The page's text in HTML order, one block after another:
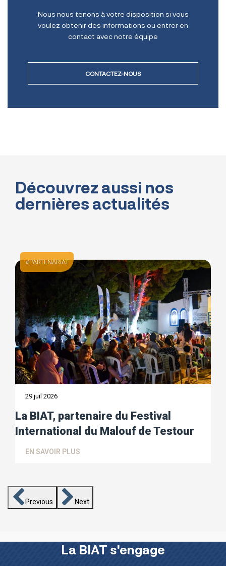
Nous nous tenons à votre disposition si vous
voulez obtenir des informations ou entrer en
contact avec notre équipe
CONTACTEZ-NOUS
Découvrez aussi nos
dernières actualités
PARTENARIAT
29 juil 2026
La BIAT, partenaire du Festival
International du Malouf de Testour
EN SAVOIR PLUS
Previous Next
La BIAT s'engage